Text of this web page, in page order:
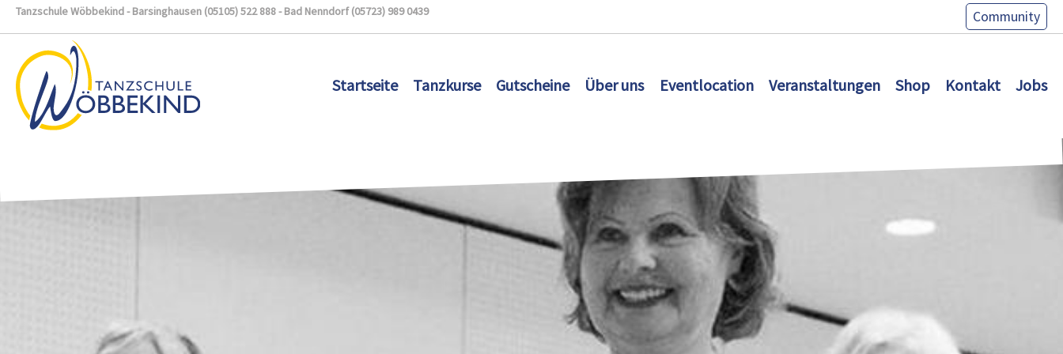
Zum Hauptinhalt springen
Tanzschule Wöbbekind - Barsinghausen (05105) 522 888 - Bad Nenndorf (05723) 989 0439 Community
Startseite Tanzkurse Gutscheine Über uns Eventlocation Veranstaltungen Shop Kontakt Jobs